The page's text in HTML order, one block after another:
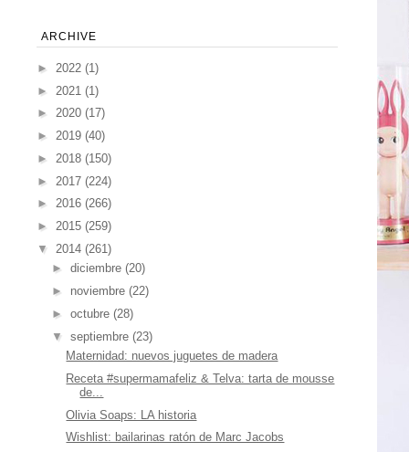
ARCHIVE
► 2022 (1)
► 2021 (1)
► 2020 (17)
► 2019 (40)
► 2018 (150)
► 2017 (224)
► 2016 (266)
► 2015 (259)
▼ 2014 (261)
► diciembre (20)
► noviembre (22)
► octubre (28)
▼ septiembre (23)
Maternidad: nuevos juguetes de madera
Receta #supermamafeliz & Telva: tarta de mousse
de...
Olivia Soaps: LA historia
Wishlist: bailarinas ratón de Marc Jacobs